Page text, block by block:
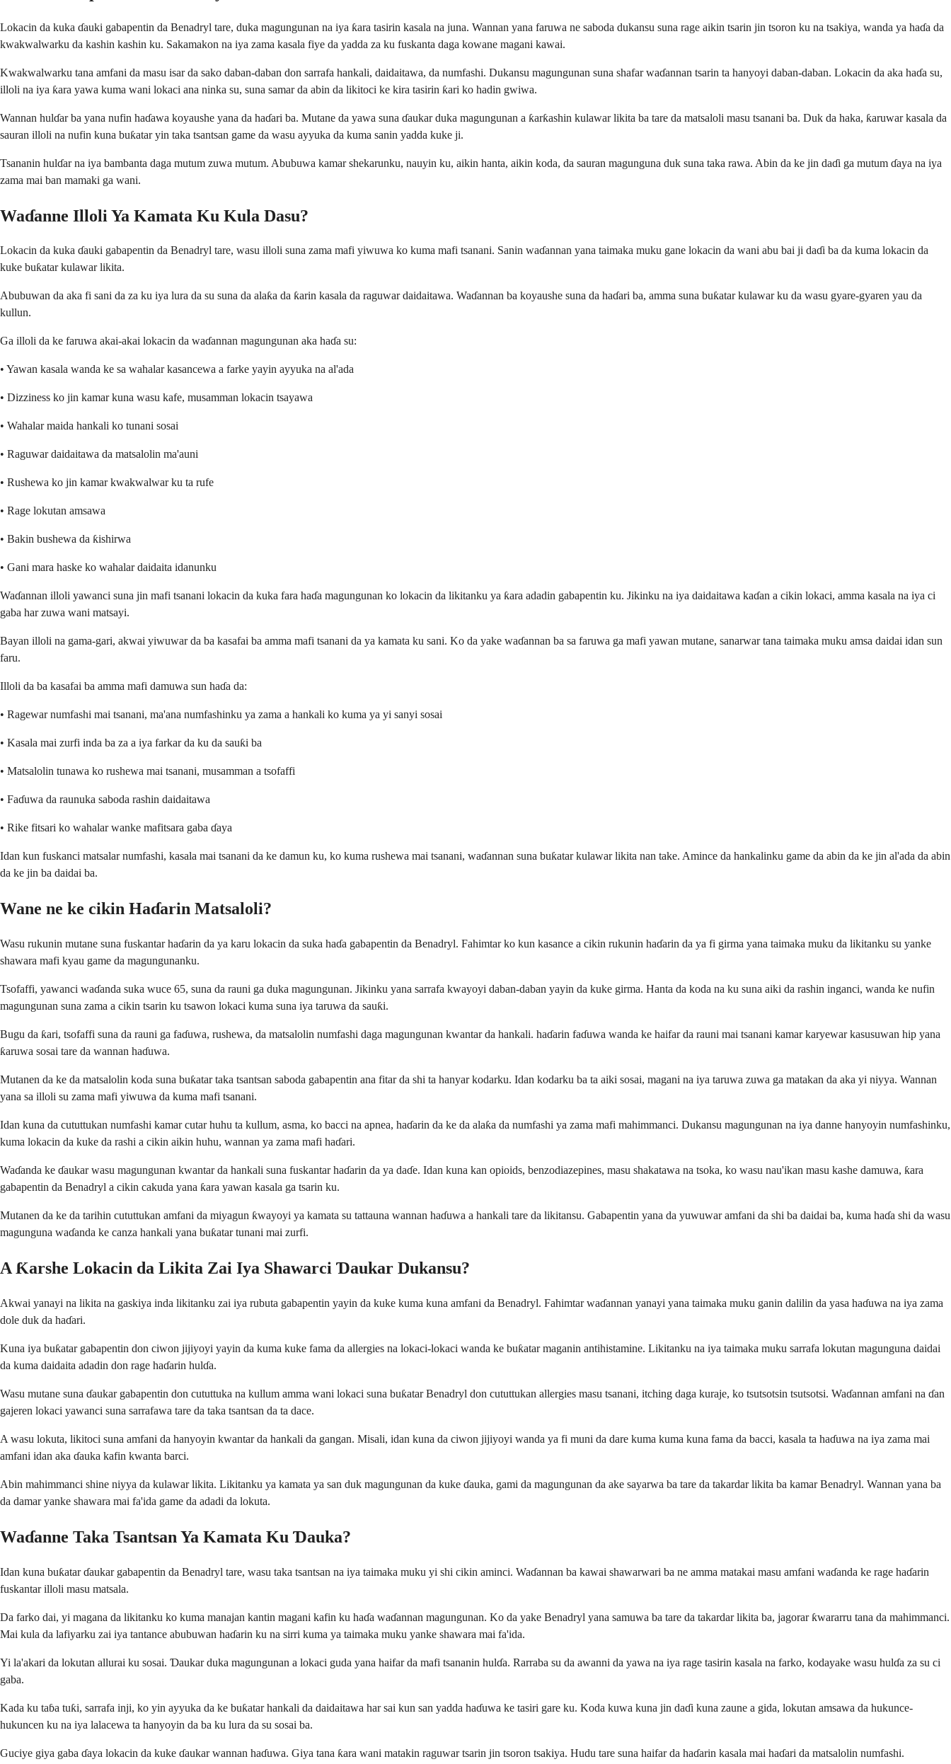
Lokacin da kuka ɗauki gabapentin da Benadryl tare, duka magungunan na iya ƙara tasirin kasala na juna. Wannan yana faruwa ne saboda dukansu suna rage aikin tsarin jin tsoron ku na tsakiya, wanda ya haɗa da
kwakwalwarku da kashin kashin ku. Sakamakon na iya zama kasala fiye da yadda za ku fuskanta daga kowane magani kawai.
Kwakwalwarku tana amfani da masu isar da sako daban-daban don sarrafa hankali, daidaitawa, da numfashi. Dukansu magungunan suna shafar waɗannan tsarin ta hanyoyi daban-daban. Lokacin da aka haɗa su,
illoli na iya ƙara yawa kuma wani lokaci ana ninka su, suna samar da abin da likitoci ke kira tasirin ƙari ko hadin gwiwa.
Wannan hulɗar ba yana nufin haɗawa koyaushe yana da haɗari ba. Mutane da yawa suna ɗaukar duka magungunan a ƙarƙashin kulawar likita ba tare da matsaloli masu tsanani ba. Duk da haka, ƙaruwar kasala da
sauran illoli na nufin kuna buƙatar yin taka tsantsan game da wasu ayyuka da kuma sanin yadda kuke ji.
Tsananin hulɗar na iya bambanta daga mutum zuwa mutum. Abubuwa kamar shekarunku, nauyin ku, aikin hanta, aikin koda, da sauran magunguna duk suna taka rawa. Abin da ke jin daɗi ga mutum ɗaya na iya
zama mai ban mamaki ga wani.
Waɗanne Illoli Ya Kamata Ku Kula Dasu?
Lokacin da kuka ɗauki gabapentin da Benadryl tare, wasu illoli suna zama mafi yiwuwa ko kuma mafi tsanani. Sanin waɗannan yana taimaka muku gane lokacin da wani abu bai ji daɗi ba da kuma lokacin da
kuke buƙatar kulawar likita.
Abubuwan da aka fi sani da za ku iya lura da su suna da alaƙa da ƙarin kasala da raguwar daidaitawa. Waɗannan ba koyaushe suna da haɗari ba, amma suna buƙatar kulawar ku da wasu gyare-gyaren yau da
kullun.
Ga illoli da ke faruwa akai-akai lokacin da waɗannan magungunan aka haɗa su:
• Yawan kasala wanda ke sa wahalar kasancewa a farke yayin ayyuka na al'ada
• Dizziness ko jin kamar kuna wasu kafe, musamman lokacin tsayawa
• Wahalar maida hankali ko tunani sosai
• Raguwar daidaitawa da matsalolin ma'auni
• Rushewa ko jin kamar kwakwalwar ku ta rufe
• Rage lokutan amsawa
• Bakin bushewa da ƙishirwa
• Gani mara haske ko wahalar daidaita idanunku
Waɗannan illoli yawanci suna jin mafi tsanani lokacin da kuka fara haɗa magungunan ko lokacin da likitanku ya ƙara adadin gabapentin ku. Jikinku na iya daidaitawa kaɗan a cikin lokaci, amma kasala na iya ci
gaba har zuwa wani matsayi.
Bayan illoli na gama-gari, akwai yiwuwar da ba kasafai ba amma mafi tsanani da ya kamata ku sani. Ko da yake waɗannan ba sa faruwa ga mafi yawan mutane, sanarwar tana taimaka muku amsa daidai idan sun
faru.
Illoli da ba kasafai ba amma mafi damuwa sun haɗa da:
• Ragewar numfashi mai tsanani, ma'ana numfashinku ya zama a hankali ko kuma ya yi sanyi sosai
• Kasala mai zurfi inda ba za a iya farkar da ku da sauƙi ba
• Matsalolin tunawa ko rushewa mai tsanani, musamman a tsofaffi
• Faɗuwa da raunuka saboda rashin daidaitawa
• Rike fitsari ko wahalar wanke mafitsara gaba ɗaya
Idan kun fuskanci matsalar numfashi, kasala mai tsanani da ke damun ku, ko kuma rushewa mai tsanani, waɗannan suna buƙatar kulawar likita nan take. Amince da hankalinku game da abin da ke jin al'ada da abin
da ke jin ba daidai ba.
Wane ne ke cikin Haɗarin Matsaloli?
Wasu rukunin mutane suna fuskantar haɗarin da ya karu lokacin da suka haɗa gabapentin da Benadryl. Fahimtar ko kun kasance a cikin rukunin haɗarin da ya fi girma yana taimaka muku da likitanku su yanke
shawara mafi kyau game da magungunanku.
Tsofaffi, yawanci waɗanda suka wuce 65, suna da rauni ga duka magungunan. Jikinku yana sarrafa kwayoyi daban-daban yayin da kuke girma. Hanta da koda na ku suna aiki da rashin inganci, wanda ke nufin
magungunan suna zama a cikin tsarin ku tsawon lokaci kuma suna iya taruwa da sauƙi.
Bugu da ƙari, tsofaffi suna da rauni ga faɗuwa, rushewa, da matsalolin numfashi daga magungunan kwantar da hankali. haɗarin faɗuwa wanda ke haifar da rauni mai tsanani kamar karyewar kasusuwan hip yana
ƙaruwa sosai tare da wannan haɗuwa.
Mutanen da ke da matsalolin koda suna buƙatar taka tsantsan saboda gabapentin ana fitar da shi ta hanyar kodarku. Idan kodarku ba ta aiki sosai, magani na iya taruwa zuwa ga matakan da aka yi niyya. Wannan
yana sa illoli su zama mafi yiwuwa da kuma mafi tsanani.
Idan kuna da cututtukan numfashi kamar cutar huhu ta kullum, asma, ko bacci na apnea, haɗarin da ke da alaƙa da numfashi ya zama mafi mahimmanci. Dukansu magungunan na iya danne hanyoyin numfashinku,
kuma lokacin da kuke da rashi a cikin aikin huhu, wannan ya zama mafi haɗari.
Waɗanda ke ɗaukar wasu magungunan kwantar da hankali suna fuskantar haɗarin da ya daɗe. Idan kuna kan opioids, benzodiazepines, masu shakatawa na tsoka, ko wasu nau'ikan masu kashe damuwa, ƙara
gabapentin da Benadryl a cikin cakuda yana ƙara yawan kasala ga tsarin ku.
Mutanen da ke da tarihin cututtukan amfani da miyagun ƙwayoyi ya kamata su tattauna wannan haɗuwa a hankali tare da likitansu. Gabapentin yana da yuwuwar amfani da shi ba daidai ba, kuma haɗa shi da wasu
magunguna waɗanda ke canza hankali yana buƙatar tunani mai zurfi.
A Ƙarshe Lokacin da Likita Zai Iya Shawarci Ɗaukar Dukansu?
Akwai yanayi na likita na gaskiya inda likitanku zai iya rubuta gabapentin yayin da kuke kuma kuna amfani da Benadryl. Fahimtar waɗannan yanayi yana taimaka muku ganin dalilin da yasa haɗuwa na iya zama
dole duk da haɗari.
Kuna iya buƙatar gabapentin don ciwon jijiyoyi yayin da kuma kuke fama da allergies na lokaci-lokaci wanda ke buƙatar maganin antihistamine. Likitanku na iya taimaka muku sarrafa lokutan magunguna daidai
da kuma daidaita adadin don rage haɗarin hulɗa.
Wasu mutane suna ɗaukar gabapentin don cututtuka na kullum amma wani lokaci suna buƙatar Benadryl don cututtukan allergies masu tsanani, itching daga kuraje, ko tsutsotsin tsutsotsi. Waɗannan amfani na ɗan
gajeren lokaci yawanci suna sarrafawa tare da taka tsantsan da ta dace.
A wasu lokuta, likitoci suna amfani da hanyoyin kwantar da hankali da gangan. Misali, idan kuna da ciwon jijiyoyi wanda ya fi muni da dare kuma kuma kuna fama da bacci, kasala ta haɗuwa na iya zama mai
amfani idan aka ɗauka kafin kwanta barci.
Abin mahimmanci shine niyya da kulawar likita. Likitanku ya kamata ya san duk magungunan da kuke ɗauka, gami da magungunan da ake sayarwa ba tare da takardar likita ba kamar Benadryl. Wannan yana ba
da damar yanke shawara mai fa'ida game da adadi da lokuta.
Waɗanne Taka Tsantsan Ya Kamata Ku Ɗauka?
Idan kuna buƙatar ɗaukar gabapentin da Benadryl tare, wasu taka tsantsan na iya taimaka muku yi shi cikin aminci. Waɗannan ba kawai shawarwari ba ne amma matakai masu amfani waɗanda ke rage haɗarin
fuskantar illoli masu matsala.
Da farko dai, yi magana da likitanku ko kuma manajan kantin magani kafin ku haɗa waɗannan magungunan. Ko da yake Benadryl yana samuwa ba tare da takardar likita ba, jagorar ƙwararru tana da mahimmanci.
Mai kula da lafiyarku zai iya tantance abubuwan haɗarin ku na sirri kuma ya taimaka muku yanke shawara mai fa'ida.
Yi la'akari da lokutan allurai ku sosai. Ɗaukar duka magungunan a lokaci guda yana haifar da mafi tsananin hulɗa. Rarraba su da awanni da yawa na iya rage tasirin kasala na farko, kodayake wasu hulɗa za su ci
gaba.
Kada ku taɓa tuƙi, sarrafa inji, ko yin ayyuka da ke buƙatar hankali da daidaitawa har sai kun san yadda haɗuwa ke tasiri gare ku. Koda kuwa kuna jin daɗi kuna zaune a gida, lokutan amsawa da hukunce-
hukuncen ku na iya lalacewa ta hanyoyin da ba ku lura da su sosai ba.
Guciye giya gaba ɗaya lokacin da kuke ɗaukar wannan haɗuwa. Giya tana ƙara wani matakin raguwar tsarin jin tsoron tsakiya. Hudu tare suna haifar da haɗarin kasala mai haɗari da matsalolin numfashi.